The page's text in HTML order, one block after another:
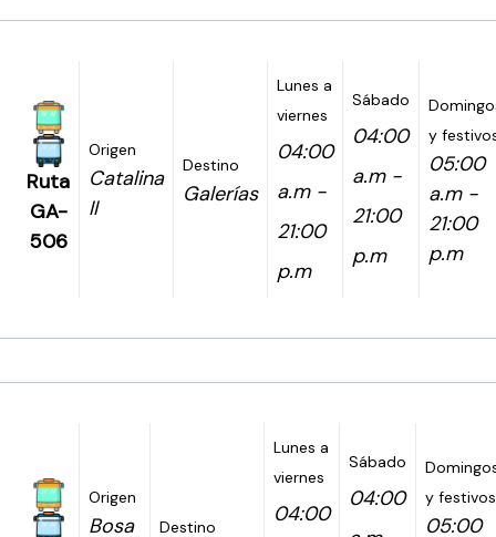
Ruta
GA-
506
Origen
Catalina
II
Destino
Galerías
Lunes a
viernes
04:00
a.m -
21:00
p.m
Sábado
04:00
a.m -
21:00
p.m
y
05:00
a.m -
21:00
p.m
Origen
Bosa
Destino
Lunes a
viernes
04:00
Sábado
04:00
y festivos
05:00